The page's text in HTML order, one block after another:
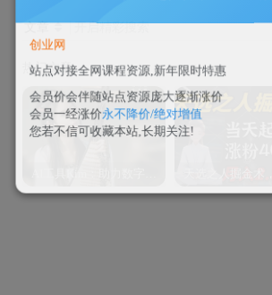
文章 开启精彩搜索
热门文章
创业网
站点对接全网课程资源,新年限时特惠
会员价会伴随站点资源庞大逐渐涨价
会员一经涨价永不降价/绝对增值
您若不信可收藏本站,长期关注!